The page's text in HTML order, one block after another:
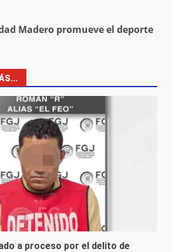
Madero promueve el deporte
a proceso por el delito de